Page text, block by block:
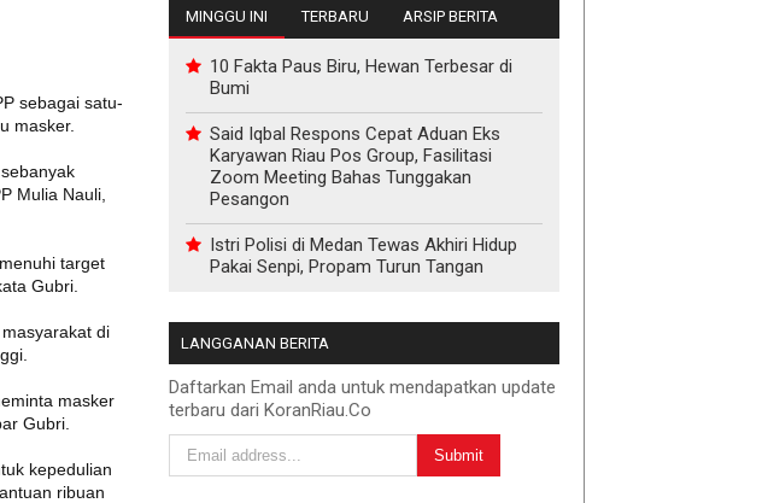
sebagai satu-
masker.
Mulia Nauli,
target
Gubri.
di
masker
Gubri.
kepedulian
ribuan
MINGGU INI TERBARU ARSIP BERITA
10 Fakta Paus Biru, Hewan Terbesar di
Bumi
Said Iqbal Respons Cepat Aduan Eks
Karyawan Riau Pos Group, Fasilitasi
Zoom Meeting Bahas Tunggakan
Pesangon
Istri Polisi di Medan Tewas Akhiri Hidup
Pakai Senpi, Propam Turun Tangan
LANGGANAN BERITA
Daftarkan Email anda untuk mendapatkan update
terbaru dari KoranRiau.Co